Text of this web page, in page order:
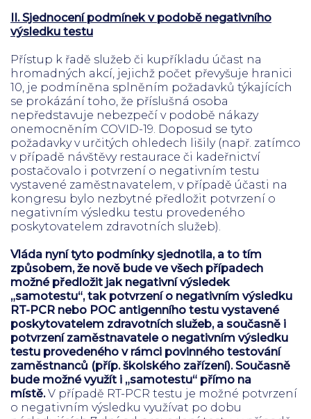
II. Sjednocení podmínek v podobě negativního
výsledku testu
Přístup k řadě služeb či kupříkladu účast na
hromadných akcí, jejichž počet převyšuje hranici
10, je podmíněna splněním požadavků týkajících
se prokázání toho, že příslušná osoba
nepředstavuje nebezpečí v podobě nákazy
onemocněním COVID-19. Doposud se tyto
požadavky v určitých ohledech lišily (např. zatímco
v případě návštěvy restaurace či kadeřnictví
postačovalo i potvrzení o negativním testu
vystavené zaměstnavatelem, v případě účasti na
kongresu bylo nezbytné předložit potvrzení o
negativním výsledku testu provedeného
poskytovatelem zdravotních služeb).
Vláda nyní tyto podmínky sjednotila, a to tím
způsobem, že nově bude ve všech případech
možné předložit jak negativní výsledek
„samotestu“, tak potvrzení o negativním výsledku
RT-PCR nebo POC antigenního testu vystavené
poskytovatelem zdravotních služeb, a současně i
potvrzení zaměstnavatele o negativním výsledku
testu provedeného v rámci povinného testování
zaměstnanců (příp. školského zařízení). Současně
bude možné využít i „samotestu“ přímo na
místě.V případě RT-PCR testu je možné potvrzení
o negativním výsledku využívat po dobu